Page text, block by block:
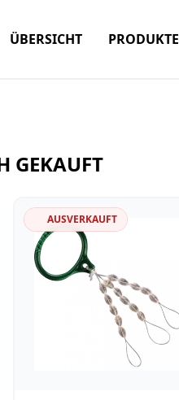
ÜBERSICHT PRODUKTE
GEKAUFT
AUSVERKAUFT